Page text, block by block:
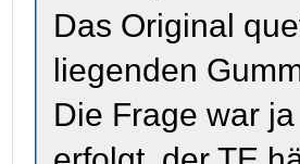
Das Original
liegenden
Die Frage war